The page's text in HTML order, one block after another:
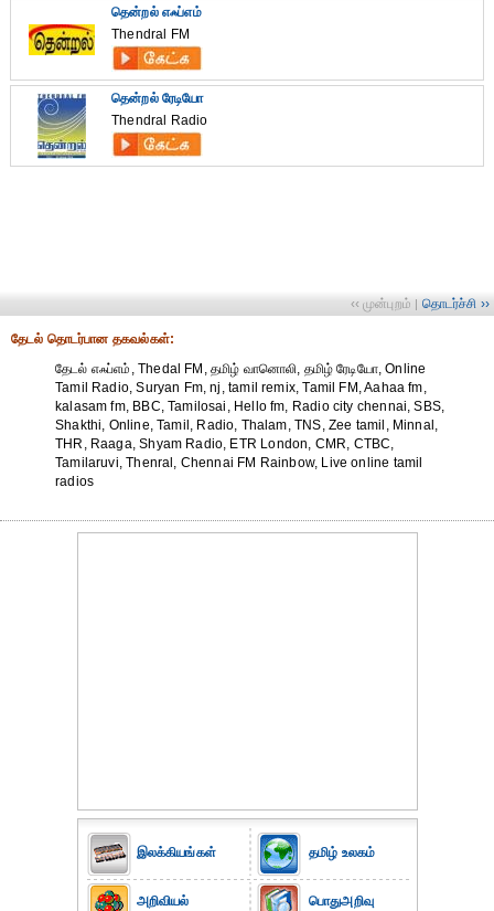
தென்றல் எஃப்எம்
Thendral FM
தென்றல் ரேடியோ
Thendral Radio
‹‹ முன்புறம் | தொடர்ச்சி ››
தேட‌ல் தொட‌ர்பான தகவ‌ல்க‌ள்:
தேடல் எஃப்எம், Thedal FM, தமிழ் வானொலி, தமிழ் ரேடியோ, Online
Tamil Radio, Suryan Fm, nj, tamil remix, Tamil FM, Aahaa fm,
kalasam fm, BBC, Tamilosai, Hello fm, Radio city chennai, SBS,
Shakthi, Online, Tamil, Radio, Thalam, TNS, Zee tamil, Minnal,
THR, Raaga, Shyam Radio, ETR London, CMR, CTBC,
Tamilaruvi, Thenral, Chennai FM Rainbow, Live online tamil
radios
இலக்கியங்கள்
அறிவியல்
தமிழ் உலகம்
பொதுஅறிவு